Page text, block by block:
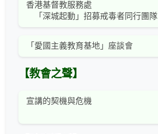
香港基督教服務處
「深城起動」招募戒毒者同行團隊
「愛國主義教育基地」座談會
【教會之聲】
宣講的契機與危機